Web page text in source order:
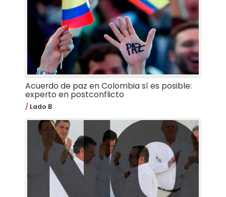
Acuerdo de paz en Colombia sí es posible:
experto en postconflicto
Lado B